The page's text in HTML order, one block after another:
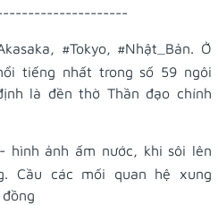
#Tokyo, #Nhật_Bản. Ở
tiếng nhất trong số 59 ngôi
là đền thờ Thần đạo chính
- hình ảnh ấm nước, khi sôi lên
Cầu các mối quan hệ xung